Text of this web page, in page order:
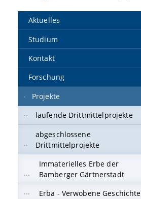
Aktuelles
Studium
Kontakt
Forschung
Projekte
laufende Drittmittelprojekte
abgeschlossene
Drittmittelprojekte
Immaterielles Erbe der
Bamberger Gärtnerstadt
Erba - Verwobene Geschichte